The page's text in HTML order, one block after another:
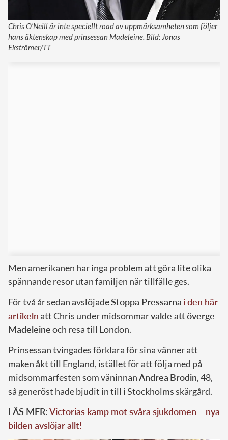
Chris O’Neill är inte speciellt road av uppmärksamheten som följer
hans äktenskap med prinsessan Madeleine. Bild: Jonas
Ekströmer/TT
Men amerikanen har inga problem att göra lite olika
spännande resor utan familjen när tillfälle ges.
För två år sedan avslöjadeStoppa Pressarna i den här
artikeln att Chris under midsommarvalde att överge
Madeleineoch resa till London.
Prinsessan tvingades förklara för sina vänner att
maken åkt till England, istället för att följa med på
midsommarfesten som väninnanAndrea Brodin, 48,
så generöst hade bjudit in till i Stockholms skärgård.
LÄS MER:Victorias kamp mot svåra sjukdomen – nya
bilden avslöjar allt!